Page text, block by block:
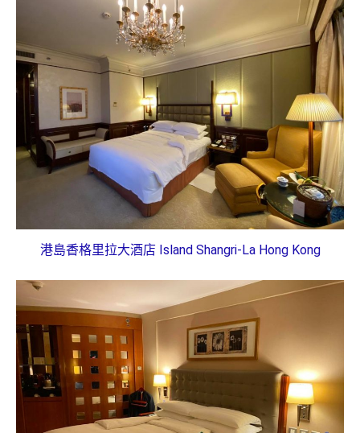
港島香格里拉大酒店 Island Shangri-La Hong Kong